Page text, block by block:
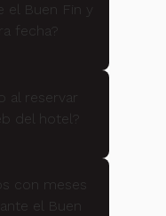
el Buen Fin y
fecha?
al reservar
del hotel?
con meses
el Buen